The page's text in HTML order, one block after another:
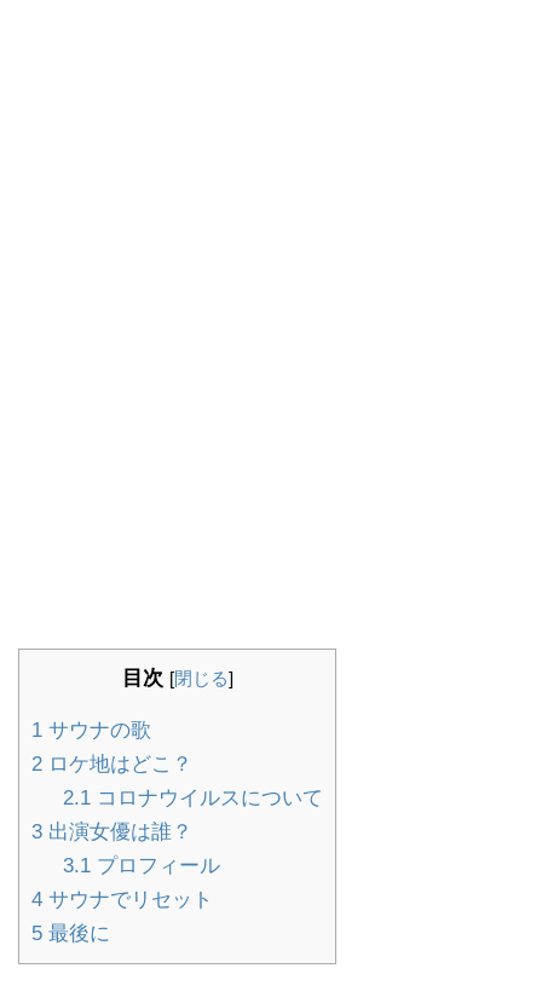
目次 [閉じる]
1 サウナの歌
2 ロケ地はどこ？
2.1コロナウイルスについて
3 出演女優は誰？
3.1プロフィール
4 サウナでリセット
5 最後に